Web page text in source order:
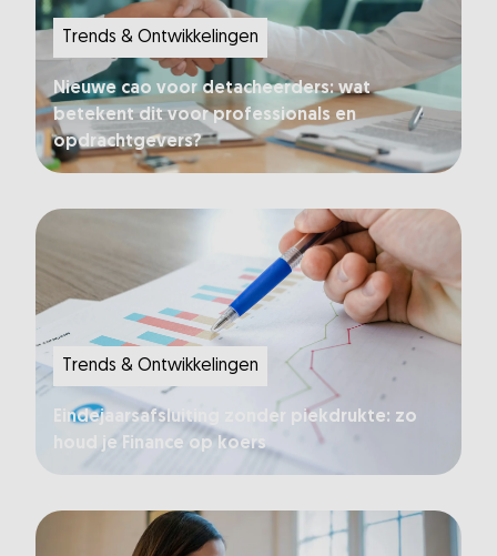
Trends & Ontwikkelingen
Nieuwe cao voor detacheerders: wat
betekent dit voor professionals en
opdrachtgevers?
Trends & Ontwikkelingen
Eindejaarsafsluiting zonder piekdrukte: zo
houd je Finance op koers